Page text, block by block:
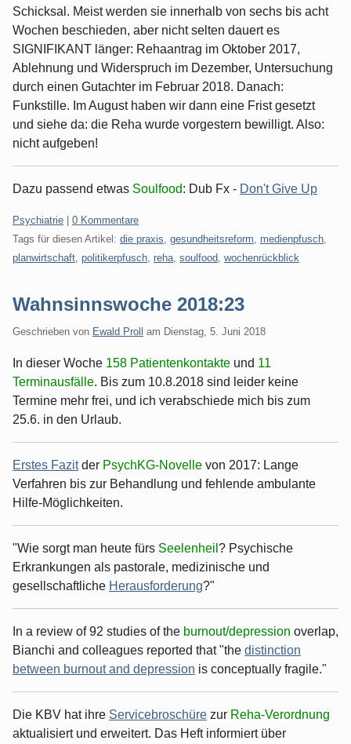
Schicksal. Meist werden sie innerhalb von sechs bis acht
Wochen beschieden, aber nicht selten dauert es
SIGNIFIKANT länger: Rehaantrag im Oktober 2017,
Ablehnung und Widerspruch im Dezember, Untersuchung
durch einen Gutachter im Februar 2018. Danach:
Funkstille. Im August haben wir dann eine Frist gesetzt
und siehe da: die Reha wurde vorgestern bewilligt. Also:
nicht aufgeben!
Dazu passend etwas Soulfood: Dub Fx - Don't Give Up
Kategorien:
Psychiatrie
0 Kommentare
Tags für diesen Artikel: die praxis gesundheitsreform medienpfusch
planwirtschaft politikerpfusch reha soulfood wochenrückblick
Wahnsinnswoche 2018:23
Geschrieben von Ewald Proll am Dienstag, 5. Juni 2018
In dieser Woche 158 Patientenkontakte und 11
Terminausfälle. Bis zum 10.8.2018 sind leider keine
Termine mehr frei, und ich verabschiede mich bis zum
25.6. in den Urlaub.
Erstes Fazitder PsychKG-Novelle von 2017: Lange
Verfahren bis zur Behandlung und fehlende ambulante
Hilfe-Möglichkeiten.
"Wie sorgt man heute fürs Seelenheil ? Psychische
Erkrankungen als pastorale, medizinische und
gesellschaftliche Herausforderung?"
In a review of 92 studies of the burnout/depression overlap,
Bianchi and colleagues reported that "the distinction
between burnout and depression is conceptually fragile."
Die KBV hat ihre Servicebroschüre zur Reha-Verordnung
aktualisiert und erweitert. Das Heft informiert über